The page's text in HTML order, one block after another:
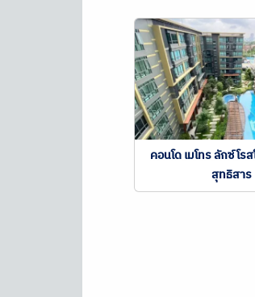
คอนโด เมโทร ลักซ์ โ
สุทธิสาร